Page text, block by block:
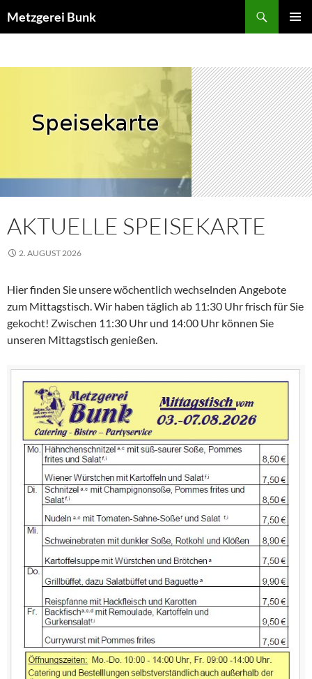
Metzgerei Bunk
AKTUELLE SPEISEKARTE
2. AUGUST 2026
Hier finden Sie unsere wöchentlich wechselnden Angebote
zum Mittagstisch. Wir haben täglich ab 11:30 Uhr frisch für Sie
gekocht! Zwischen 11:30 Uhr und 14:00 Uhr können Sie
unseren Mittagstisch genießen.